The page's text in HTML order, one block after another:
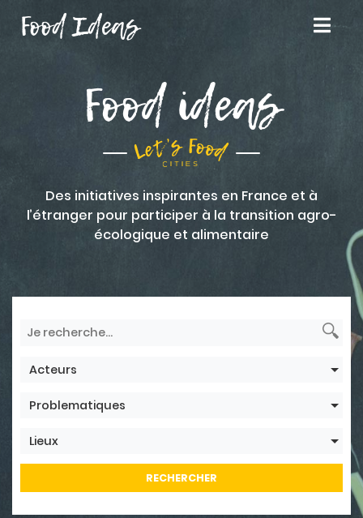
Food Ideas
Food ideas
Des initiatives inspirantes en France et à
l’étranger pour participer à la transition agro-
écologique et alimentaire
Acteurs
Problematiques
Lieux
RECHERCHER